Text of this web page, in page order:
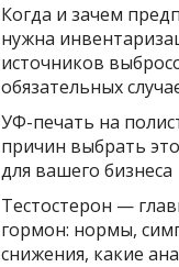
Когда и зачем
нужна
источников
обязательных
УФ-печать на
причин выбрать
для вашего бизнеса
Тестостерон —
гормон: нормы,
снижения, какие